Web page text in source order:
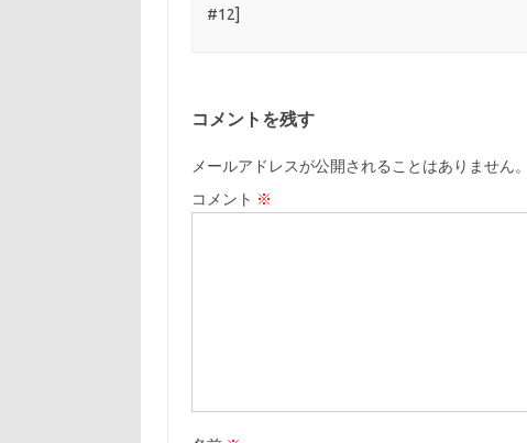
#12]
コメントを残す
メールアドレスが公開されることはありません。
コメント ※